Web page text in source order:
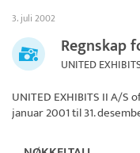
3. juli 2002
Regnskap
UNITED
UNITED EXHIBITS II A/S
januar 2001 til 31.